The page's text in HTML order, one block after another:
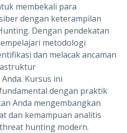
membekali para
dengan keterampilan
Dengan pendekatan
metodologi
dan melacak ancaman
Kursus ini
dengan praktik
Anda mengembangkan
dan kemampuan analitis
hunting modern.